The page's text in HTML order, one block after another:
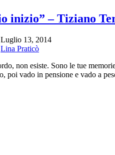
inizio” – Tiziano
Luglio 13, 2014
Lina Praticò
non esiste. Sono le tue
vado in pensione e vado a